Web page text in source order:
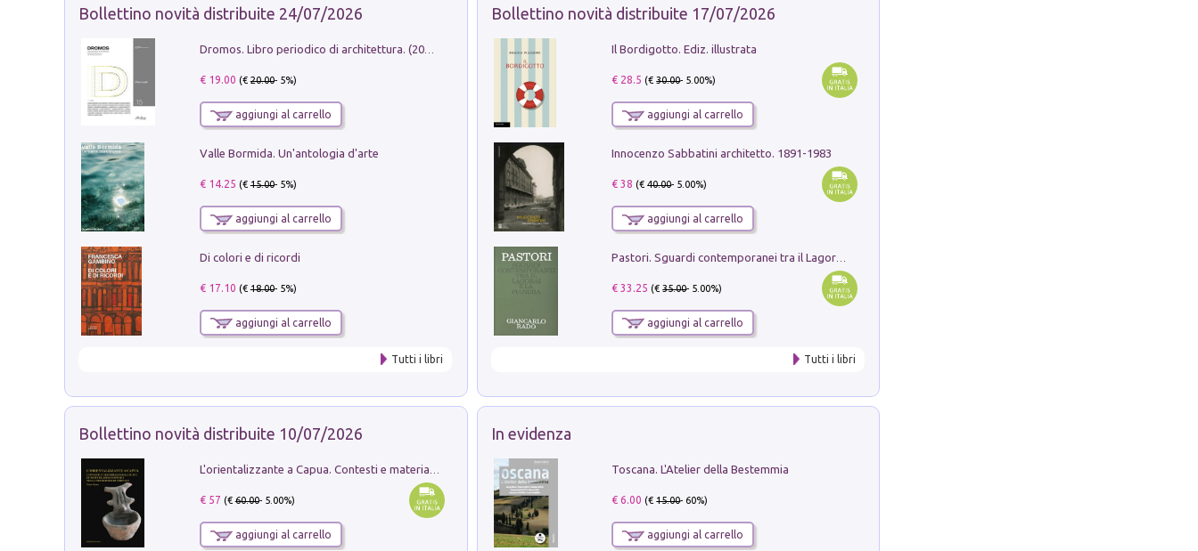
Bollettino novità distribuite 24/07/2026
Dromos. Libro periodico di architettura. (2026). Vol. 15: Post-model
€ 19.00 (€20.00- 5%)
aggiungi al carrello
Valle Bormida. Un'antologia d'arte
€ 14.25 (€15.00- 5%)
aggiungi al carrello
Di colori e di ricordi
€ 17.10 (€18.00- 5%)
aggiungi al carrello
Tutti i libri
Bollettino novità distribuite 17/07/2026
Il Bordigotto. Ediz. illustrata
€ 28.5 (€30.00- 5.00%)
aggiungi al carrello
Innocenzo Sabbatini architetto. 1891-1983
€ 38 (€40.00- 5.00%)
aggiungi al carrello
€ 33.25 (€35.00- 5.00%)
aggiungi al carrello
Tutti i libri
Bollettino novità distribuite 10/07/2026
€ 57 (€60.00- 5.00%)
aggiungi al carrello
In evidenza
Toscana. L'Atelier della Bestemmia
€ 6.00 (€15.00- 60%)
aggiungi al carrello